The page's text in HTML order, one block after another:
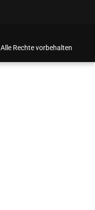
Rechte vorbehalten